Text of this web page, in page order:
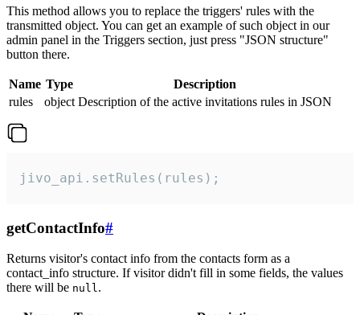
This method allows you to replace the triggers' rules with the
transmitted object. You can get an example of such object in our
admin panel in the Triggers section, just press "JSON structure"
button there.
Name Type
Description
rules
object Description of the active invitations rules in JSON
jivo_api.setRules(rules);
getContactInfo#
Returns visitor's contact info from the contacts form as a
contact_info structure. If visitor didn't fill in some fields, the values
there will be null.